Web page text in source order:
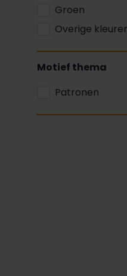
Groen
Overige
Motief thema
Patronen